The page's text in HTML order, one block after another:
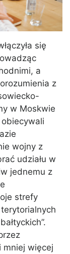
się
a
z
w Moskwie
wojny z
udziału w
jednemu z
strefy
mniej więcej